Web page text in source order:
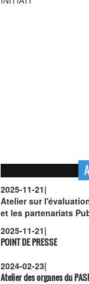
2025-11-21|
Atelier sur
et les partenariats
2025-11-21|
POINT DE PRESSE
2024-02-23|
Atelier des organes du